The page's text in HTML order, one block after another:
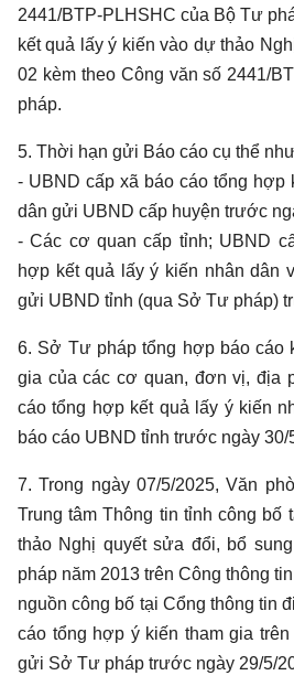
2441/BTP-PLHSHC của Bộ Tư
kết quả lấy ý kiến vào dự thảo
02 kèm theo Công văn số 2441/
pháp.
5. Thời hạn gửi Báo cáo cụ thể
- UBND cấp xã báo cáo tổng hợp
dân gửi UBND cấp huyện trước
- Các cơ quan cấp tỉnh; UBND
hợp kết quả lấy ý kiến nhân dân
gửi UBND tỉnh (qua Sở Tư pháp)
6. Sở Tư pháp tổng hợp báo cáo
gia của các cơ quan, đơn vị, địa
cáo tổng hợp kết quả lấy ý kiến
báo cáo UBND tỉnh trước ngày 30/
7. Trong ngày 07/5/2025, Văn
Trung tâm Thông tin tỉnh công
thảo Nghị quyết sửa đổi, bổ
pháp năm 2013 trên Công thông
nguồn công bố tại Cổng thông tin
cáo tổng hợp ý kiến tham gia
gửi Sở Tư pháp trước ngày 29/5/